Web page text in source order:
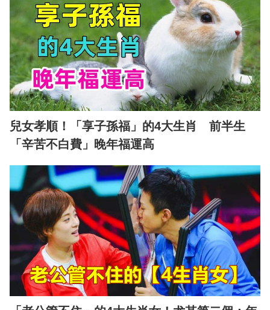
兒女孝順！「享子孫福」的4大生肖 前半生
「辛苦不白費」晚年福運高